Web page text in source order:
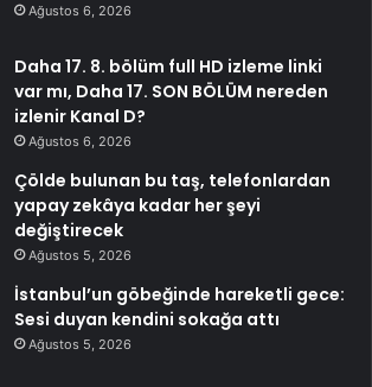
Ağustos 6, 2026
Daha 17. 8. bölüm full HD izleme linki
var mı, Daha 17. SON BÖLÜM nereden
izlenir Kanal D?
Ağustos 6, 2026
Çölde bulunan bu taş, telefonlardan
yapay zekâya kadar her şeyi
değiştirecek
Ağustos 5, 2026
İstanbul’un göbeğinde hareketli gece:
Sesi duyan kendini sokağa attı
Ağustos 5, 2026